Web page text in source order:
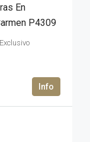
En
P4309